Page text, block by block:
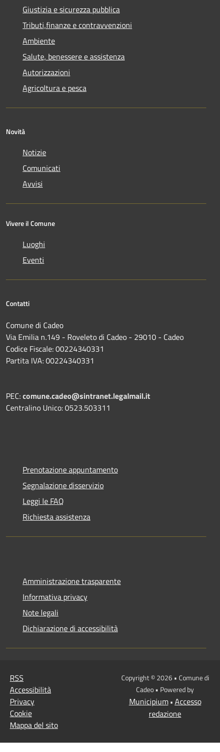
Giustizia e sicurezza pubblica
Tributi,finanze e contravvenzioni
Ambiente
Salute, benessere e assistenza
Autorizzazioni
Agricoltura e pesca
Novità
Notizie
Comunicati
Avvisi
Vivere il Comune
Luoghi
Eventi
Contatti
Comune di Cadeo
Via Emilia n.149 - Roveleto di Cadeo - 29010 - Cadeo
Codice Fiscale: 00224340331
Partita IVA: 00224340331
PEC:comune.cadeo@sintranet.legalmail.it
Centralino Unico: 0523.503311
Prenotazione appuntamento
Segnalazione disservizio
Leggi le FAQ
Richiesta assistenza
Amministrazione trasparente
Informativa privacy
Note legali
Dichiarazione di accessibilità
RSS
Accessibilità
Privacy
Cookie
Mappa del sito
Copyright © 2026 • Comune di
Cadeo • Powered by
Municipium• Accesso
redazione